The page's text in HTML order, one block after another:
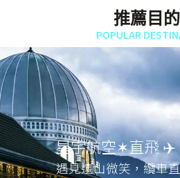
推薦目
POPULAR
星宇航空✶直飛 ✈️
遇見遠山微笑，纜車